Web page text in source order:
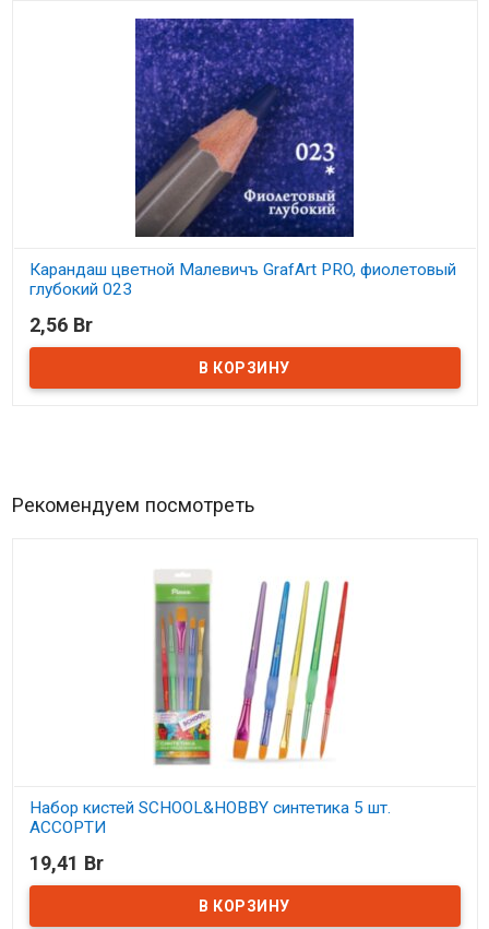
Карандаш цветной Малевичъ GrafArt PRO, фиолетовый
глубокий 023
В наличии
2,56 Br
Рекомендуем посмотреть
Набор кистей SCHOOL&HOBBY синтетика 5 шт.
АССОРТИ
В наличии
19,41 Br